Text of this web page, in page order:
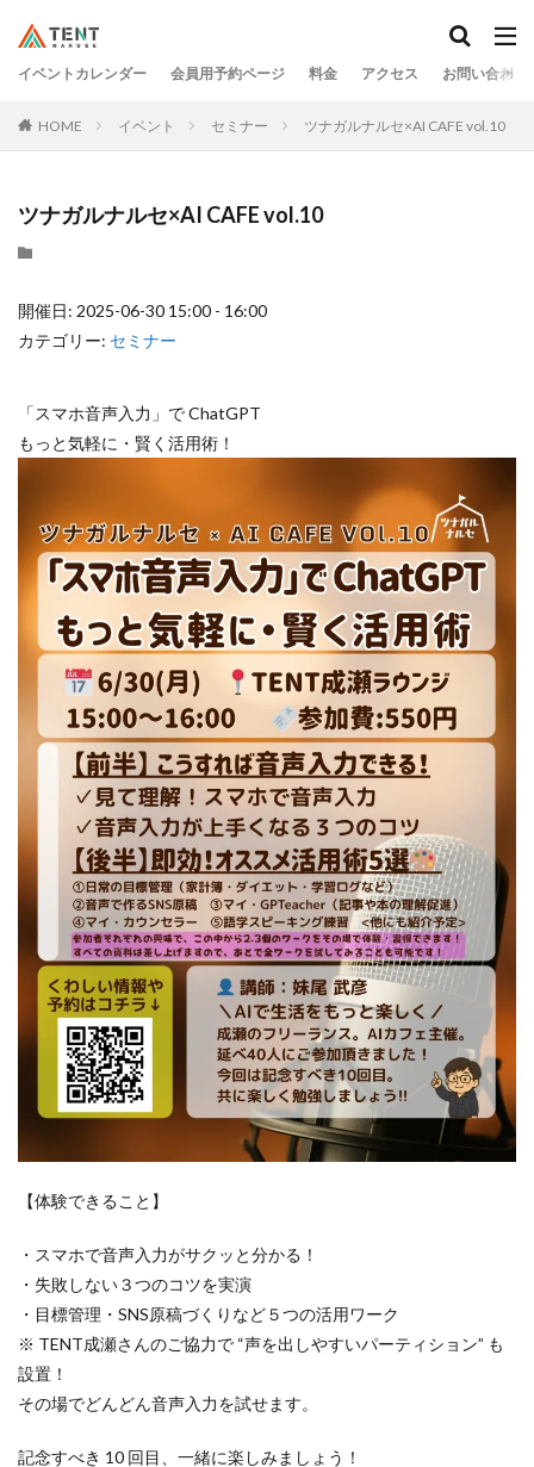
イベントカレンダー 会員用予約ページ 料金 アクセス お問い合わせ
HOME イベント セミナー ツナガルナルセ×AI CAFE vol.10
ツナガルナルセ×AI CAFE vol.10
開催日: 2025-06-30 15:00 - 16:00
カテゴリー: セミナー
「スマホ音声入力」で ChatGPT
もっと気軽に・賢く活用術！
【体験できること】
・スマホで音声入力がサクッと分かる！
・失敗しない３つのコツを実演
・目標管理・SNS原稿づくりなど５つの活用ワーク
※ TENT成瀬さんのご協力で “声を出しやすいパーティション” も
設置！
その場でどんどん音声入力を試せます。
記念すべき 10 回目、一緒に楽しみましょう！